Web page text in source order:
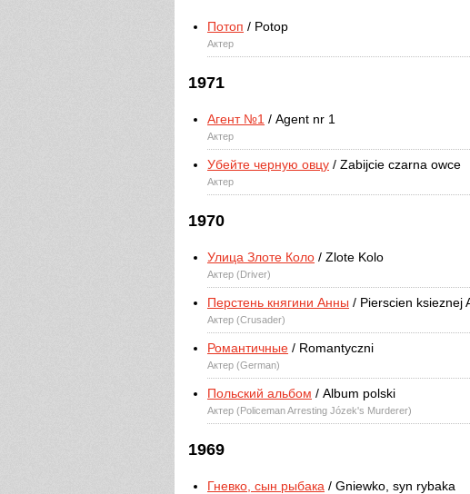
Потоп / Potop
Актер
1971
Агент №1 / Agent nr 1
Актер
Убейте черную овцу / Zabijcie czarna owce
Актер
1970
Улица Злоте Коло / Zlote Kolo
Актер (Driver)
Перстень княгини Анны / Pierscien ksieznej
Актер (Crusader)
Романтичные / Romantyczni
Актер (German)
Польский альбом / Album polski
Актер (Policeman Arresting Józek's Murderer)
1969
Гневко, сын рыбака / Gniewko, syn rybaka